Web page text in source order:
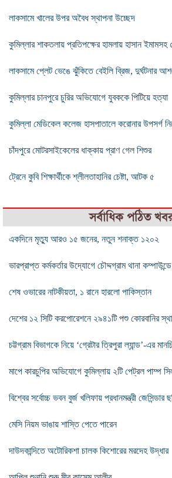
লাকসামে খালের উপর অবৈধ স্থাপনা উচ্ছেদ
কুমিল্লার শাকতলায় প্রতিপক্ষের হামলায় হাসান
লাকসামে প্লেট ভেঙে ঝুঁকিতে বেইলি ব্রিজ, দুর্ঘটনার
কুমিল্লার চানপুরে চুরির অভিযোগে যুবককে পিটিয়ে হত্যা
কুমিল্লা মেডিকেল কলেজ হাসপাতালে করোনার উপসর্গ
চাঁদপুরে মোটরসাইকেলের ধাক্কায় প্রাণ গেল শিশুর
ট্রেনে কুবি শিক্ষার্থীকে শ্লীলতাহানির চেষ্টা, আটক ৫
সর্বাধিক পঠিত
একদিনে মৃত্যু আরও ১৫ জনের, নতুন শনাক্ত ১২০২
ভারপ্রাপ্ত কর্মকর্তার উদ্যোগে চৌদ্দগ্রাম থানা কম্পাউন্ডে
শেষ ওভারের নাটকীয়তা, ১ রানে হারলো পাকিস্তান
দেশের ১২ সিটি করপোরেশনে ২৯৪১টি পশু কোরবানির
চট্টগ্রাম বিভাগকে নিয়ে ‘গ্রেটার ত্রিপুরা ল্যান্ড’-এর
মাপে কারচুপির অভিযোগে কুমিল্লায় ২টি পেট্রল পাম্প
বিশ্বের সর্বোচ্চ ভবন বুর্জ খলিফায় প্রধানমন্ত্রী জেসিন্ডার
মেসি নিয়ম ভাঙায় শাস্তি পেতে পারেন
দাউদকান্দিতে অটোরিকশা চালক কিশোরের মরদেহ উদ্ধার